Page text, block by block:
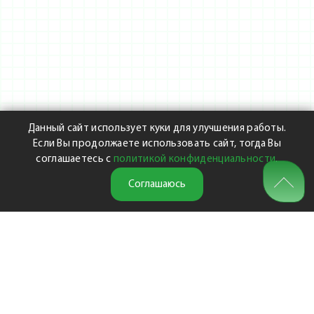
Данный сайт использует куки для улучшения работы.
Если Вы продолжаете использовать сайт, тогда Вы
соглашаетесь с политикой конфиденциальности.
Соглашаюсь